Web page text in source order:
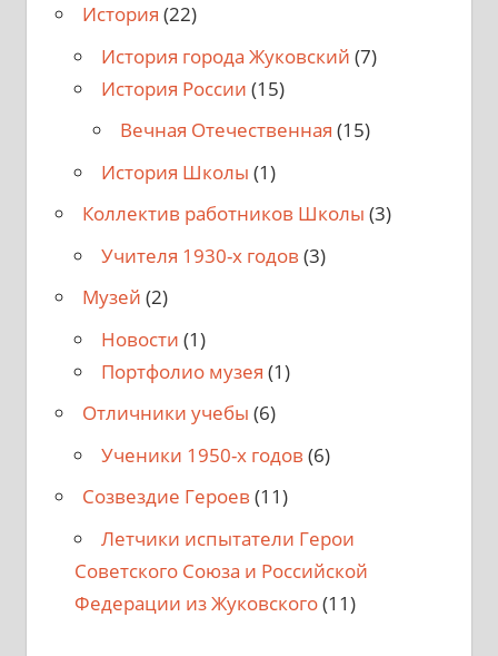
История (22)
История города Жуковский (7)
История России (15)
Вечная Отечественная (15)
История Школы (1)
Коллектив работников Школы (3)
Учителя 1930-х годов (3)
Музей (2)
Новости (1)
Портфолио музея (1)
Отличники учебы (6)
Ученики 1950-х годов (6)
Созвездие Героев (11)
Летчики испытатели Герои
Советского Союза и Российской
Федерации из Жуковского(11)